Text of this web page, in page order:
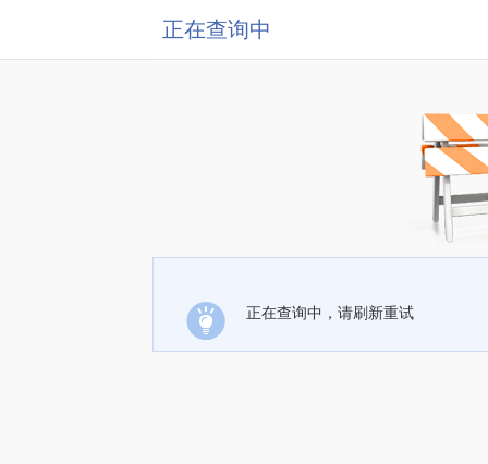
正在查询中
正在查询中，请刷新重试